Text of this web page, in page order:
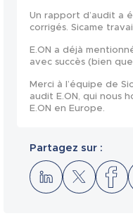
Partagez sur :
Un rapport d’audit a
corrigés. Sicame
E.ON a déjà
avec succès (bien
Merci à l’équipe de
audit E.ON, qui nous
E.ON en Europe.